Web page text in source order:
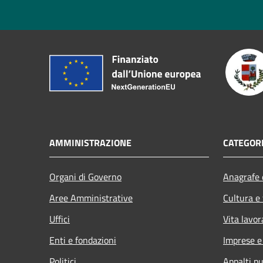
AMMINISTRAZIONE
Organi di Governo
Aree Amministrative
Uffici
Enti e fondazioni
Cultura
Vita
Imprese